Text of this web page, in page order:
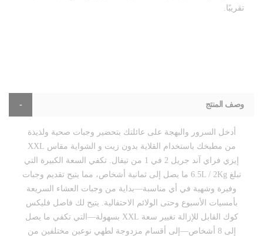
تقريبًا.
وصف المنتج
أدخل السرور والبهجة على عائلتك بتحضير وجبات صحية ولذيذة
من مطبخك باستخدام القلاية بدون زيت و الشواية مقاس XXL
إيزي فراي آند جريل 2 في 1 من تيفال. تكفي السعة الكبيرة التي
تبلغ 6.5L / 2Kg ما يصل إلى ثمانية أشخاص، مما يتيح تقديم وجبات
وفيرة وشهية في أي مناسبة—بداية من وجبات العشاء السريعة
بأمسيات الأسبوع وحتى الولائم الاحتفالية. يتيح لك فاصل فليكس
كوك القابل للإزالة تغيير سعة XXL بسهولة—التي تكفي ما يصل
إلى 8 أشخاص—إلى أقسام مزدوجة لطهي نوعين مختلفين من